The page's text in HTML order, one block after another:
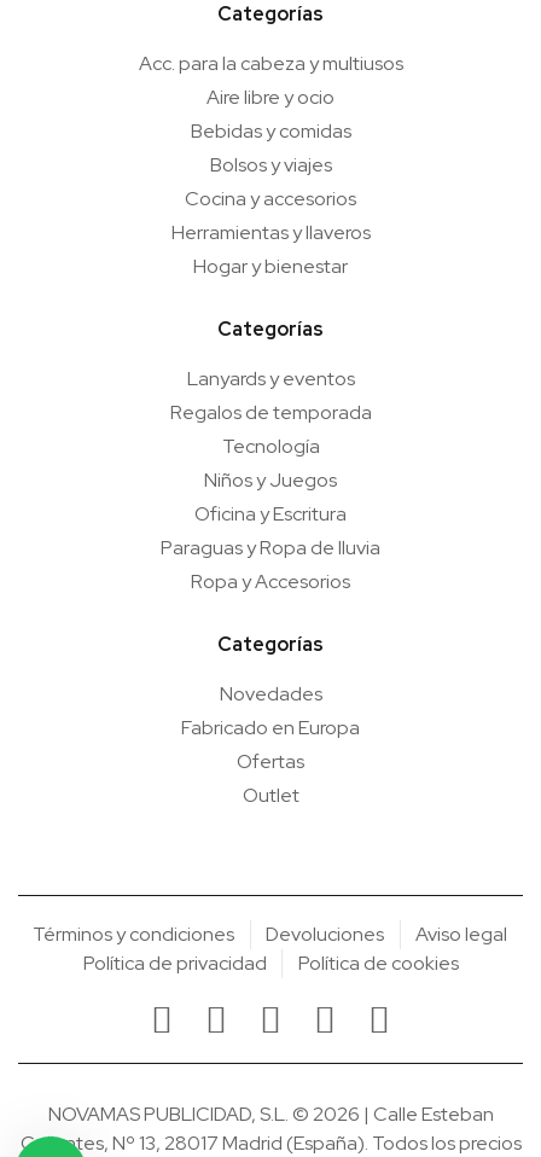
Categorías
Acc. para la cabeza y multiusos
Aire libre y ocio
Bebidas y comidas
Bolsos y viajes
Cocina y accesorios
Herramientas y llaveros
Hogar y bienestar
Categorías
Lanyards y eventos
Regalos de temporada
Tecnología
Niños y Juegos
Oficina y Escritura
Paraguas y Ropa de lluvia
Ropa y Accesorios
Categorías
Novedades
Fabricado en Europa
Ofertas
Outlet
Términos y condiciones Devoluciones
Aviso legal
Política de privacidad
Política de cookies
NOVAMAS PUBLICIDAD, S.L. © 2026 | Calle Esteban
Collantes, Nº 13, 28017 Madrid (España). Todos los precios